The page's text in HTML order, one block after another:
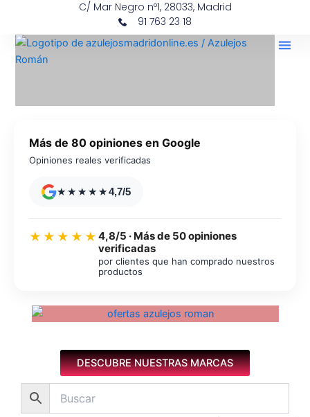
contenido
C/ Mar Negro nº1, 28033, Madrid
91 763 23 18
Más de 80 opiniones en Google
Opiniones reales verificadas
★★★★★4,7/5
★★★★★ 4,8/5 · Más de 50 opiniones
verificadas
por clientes que han comprado nuestros
productos
DESCUBRE NUESTRAS MARCAS